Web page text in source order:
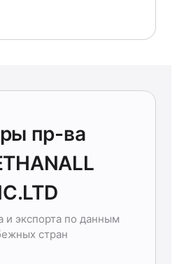
пр-ва
и экспорта по данным
стран